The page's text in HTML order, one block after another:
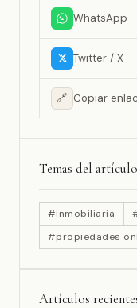
WhatsApp
Twitter / X
🔗 Copiar
Temas del artículo
#inmobiliaria
#propiedades
Artículos